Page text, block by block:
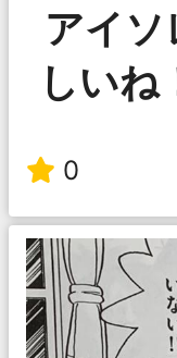
アイ
しいね
0